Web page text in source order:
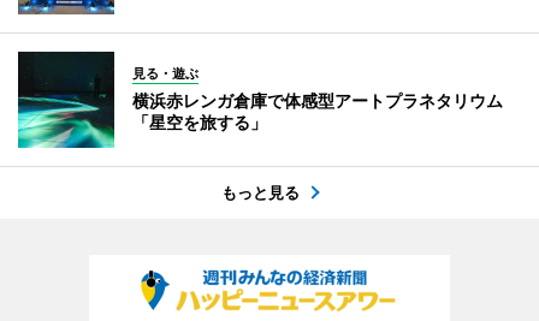
見る・遊ぶ
横浜赤レンガ倉庫で体感型アートプラネタリウム
「星空を旅する」
もっと見る